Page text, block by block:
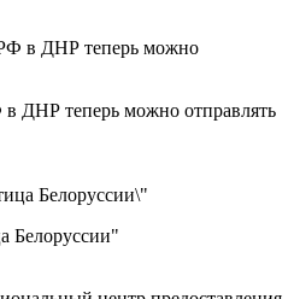
ДНР теперь можно отправлять
Белоруссии"